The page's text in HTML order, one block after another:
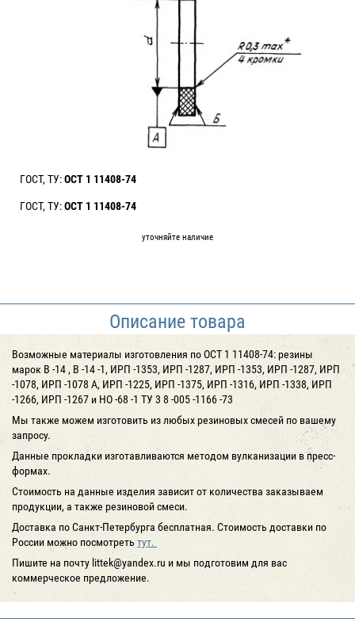
ГОСТ, ТУ:ОСТ 1 11408-74
ГОСТ, ТУ:ОСТ 1 11408-74
уточняйте наличие
Описание товара
Возможные материалы изготовления по ОСТ 1 11408-74: резины
марок В -14 , В -14 -1, ИРП -1353, ИРП -1287, ИРП -1353, ИРП -1287, ИРП
-1078, ИРП -1078 А, ИРП -1225, ИРП -1375, ИРП -1316, ИРП -1338, ИРП
-1266, ИРП -1267 и НО -68 -1 ТУ 3 8 -005 -1166 -73
Мы также можем изготовить из любых резиновых смесей по вашему
запросу.
Данные прокладки изготавливаются методом вулканизации в пресс-
формах.
Cтоимость на данные изделия зависит от количества заказываем
продукции, а также резиновой смеси.
Доставка по Санкт-Петербурга бесплатная. Стоимость доставки по
России можно посмотреть тут.
Пишите на почту littek@yandex.ru и мы подготовим для вас
коммерческое предложение.